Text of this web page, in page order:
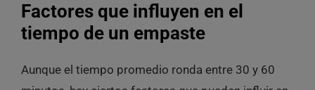
Factores que influyen en el
tiempo de un empaste
Aunque el tiempo promedio ronda entre 30 y 60